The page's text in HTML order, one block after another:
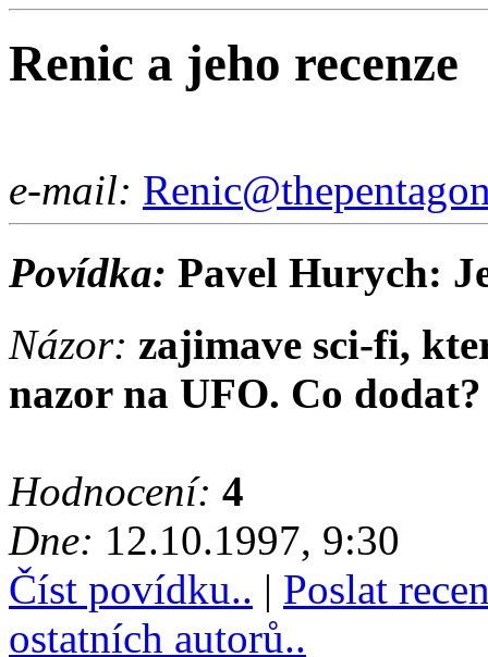
Renic a jeho recenze
e-mail:
Povídka: Pavel Hurych:
Názor: zajimave sci-fi,
nazor na UFO. Co
Hodnocení: 4
Dne: 12.10.1997, 9:30
Číst povídku.. | Poslat
ostatních autorů..